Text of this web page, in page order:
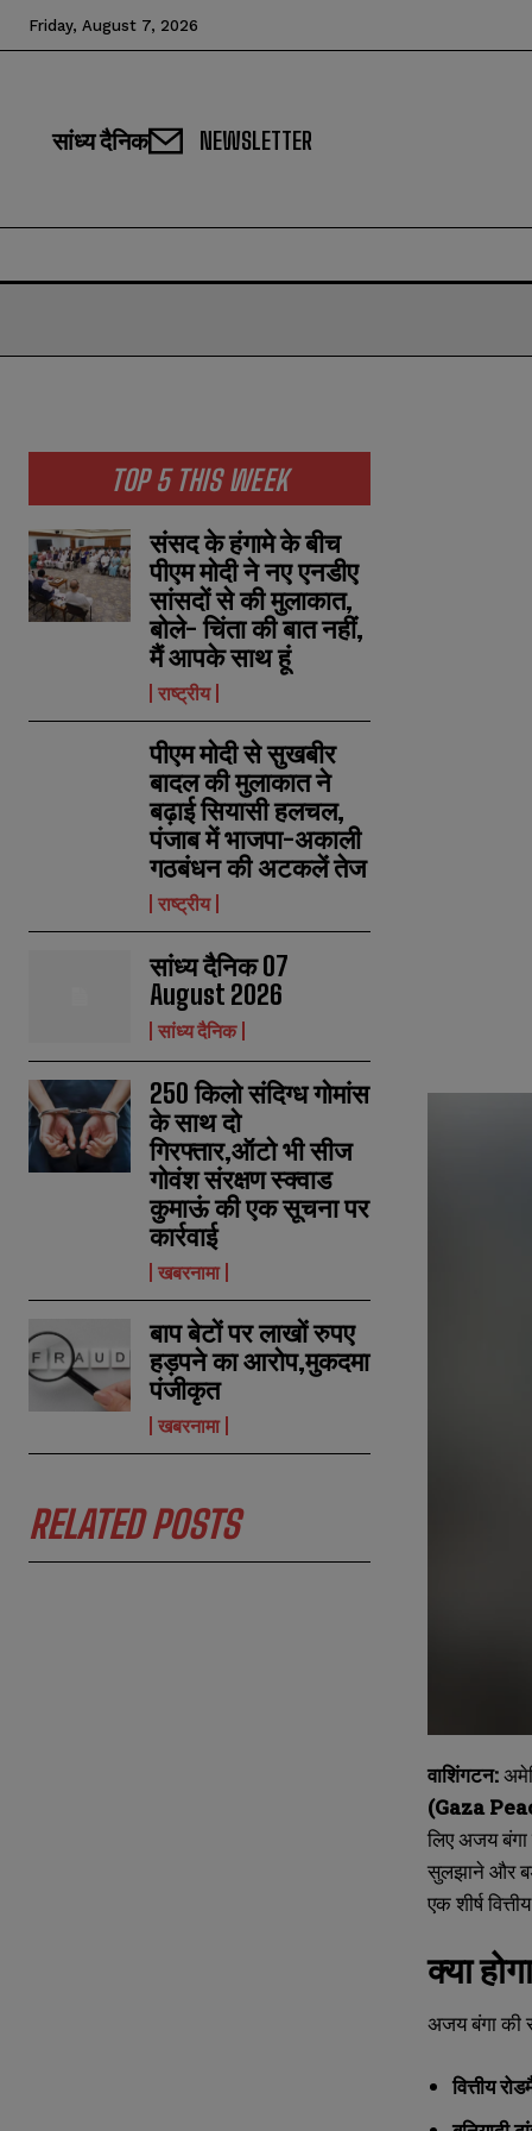
Friday, August 7, 2026
सांध्य दैनिक NEWSLETTER
TOP 5 THIS WEEK
संसद के हंगामे के बीच
पीएम मोदी ने नए एनडीए
सांसदों से की मुलाकात,
बोले- चिंता की बात नहीं,
मैं आपके साथ हूं
राष्ट्रीय
पीएम मोदी से सुखबीर
बादल की मुलाकात ने
बढ़ाई सियासी हलचल,
पंजाब में भाजपा-अकाली
गठबंधन की अटकलें तेज
राष्ट्रीय
सांध्य दैनिक 07
August 2026
सांध्य दैनिक
250 किलो संदिग्ध गोमांस
के साथ दो
गिरफ्तार,ऑटो भी सीज
गोवंश संरक्षण स्क्वाड
कुमाऊं की एक सूचना पर
कार्रवाई
खबरनामा
बाप बेटों पर लाखों रुपए
हड़पने का आरोप,मुकदमा
पंजीकृत
खबरनामा
RELATED POSTS
वाशिंगटन:
(Gaza
लिए अजय बंगा
सुलझाने और
एक शीर्ष
क्या
अजय बंगा की
वित्तीय